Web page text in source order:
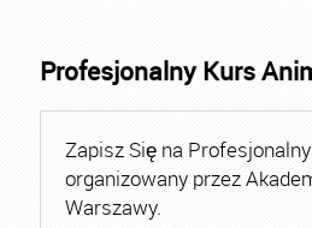
Profesjonalny Kurs
Zapisz Się na
organizowany przez
Warszawy.